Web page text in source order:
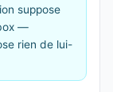
suppose
—
rien de lui-